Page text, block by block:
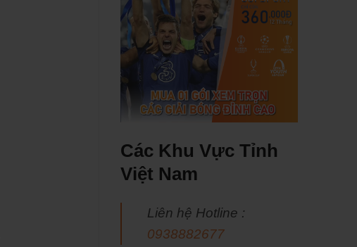
Các Khu Vực Tỉnh
Việt Nam
Liên hệ Hotline :
0938882677